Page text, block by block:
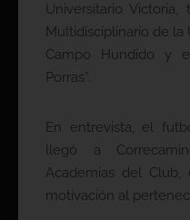
Universitario
Multidisciplinario de la
Campo Hundido y
Porras”.
En entrevista, el
llegó a
Academias del
motivación al